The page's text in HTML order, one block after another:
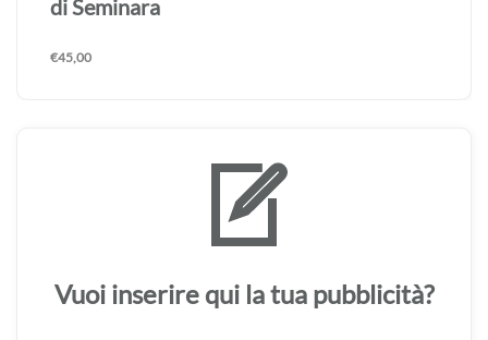
Vuoi inserire qui la tua pubblicità?